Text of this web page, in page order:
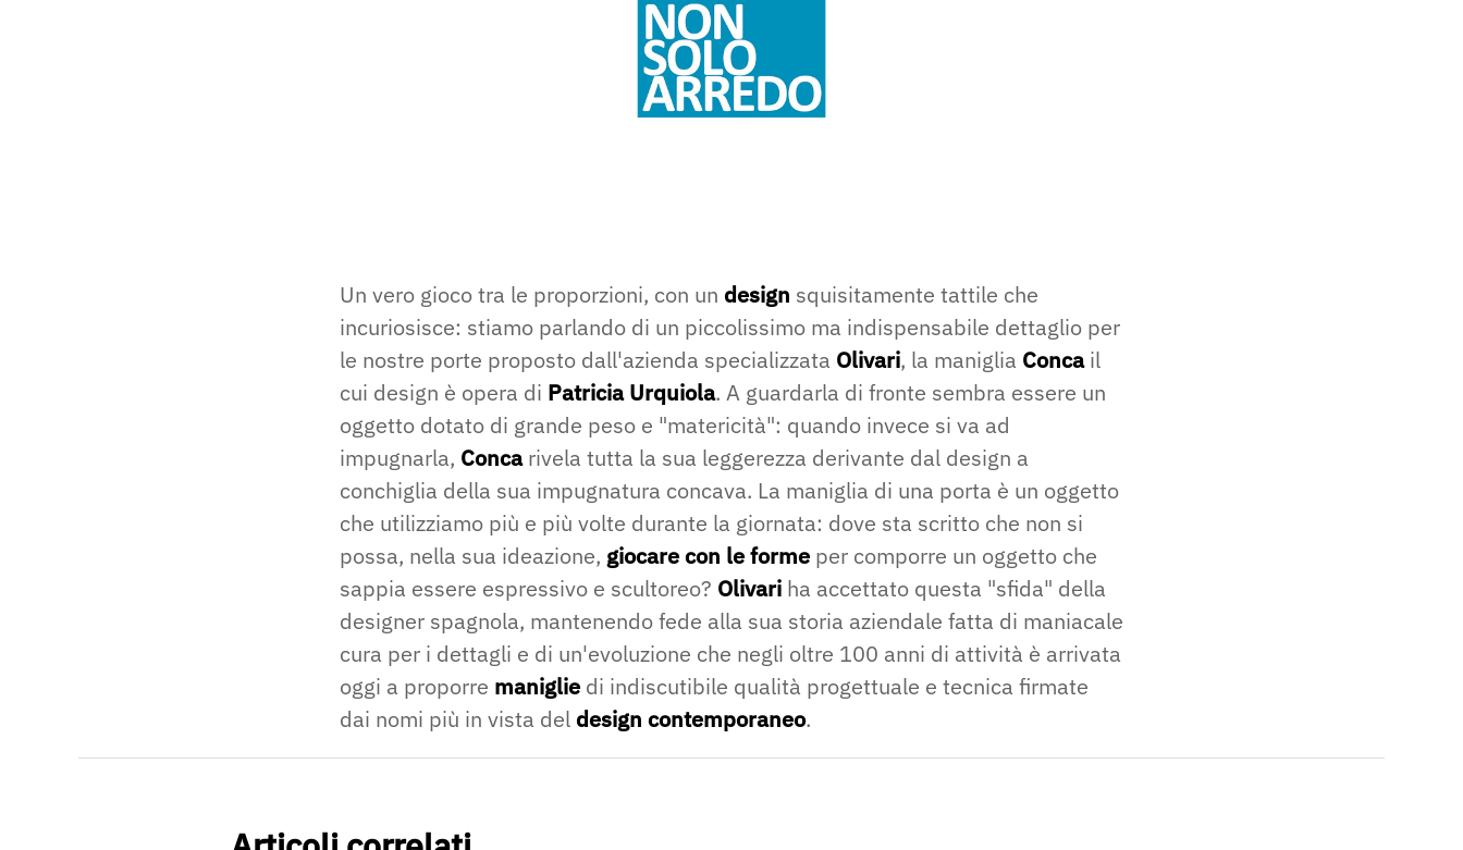
Un vero gioco tra le proporzioni, con un design squisitamente tattile che
incuriosisce: stiamo parlando di un piccolissimo ma indispensabile dettaglio per
le nostre porte proposto dall'azienda specializzata Olivari, la maniglia Concail
cui design è opera di Patricia Urquiola. A guardarla di fronte sembra essere un
oggetto dotato di grande peso e "matericità": quando invece si va ad
impugnarla, Concarivela tutta la sua leggerezza derivante dal design a
conchiglia della sua impugnatura concava. La maniglia di una porta è un oggetto
che utilizziamo più e più volte durante la giornata: dove sta scritto che non si
possa, nella sua ideazione, giocare con le forme per comporre un oggetto che
sappia essere espressivo e scultoreo? Olivari ha accettato questa "sfida" della
designer spagnola, mantenendo fede alla sua storia aziendale fatta di maniacale
cura per i dettagli e di un'evoluzione che negli oltre 100 anni di attività è arrivata
oggi a proporre maniglie di indiscutibile qualità progettuale e tecnica firmate
dai nomi più in vista del design contemporaneo.